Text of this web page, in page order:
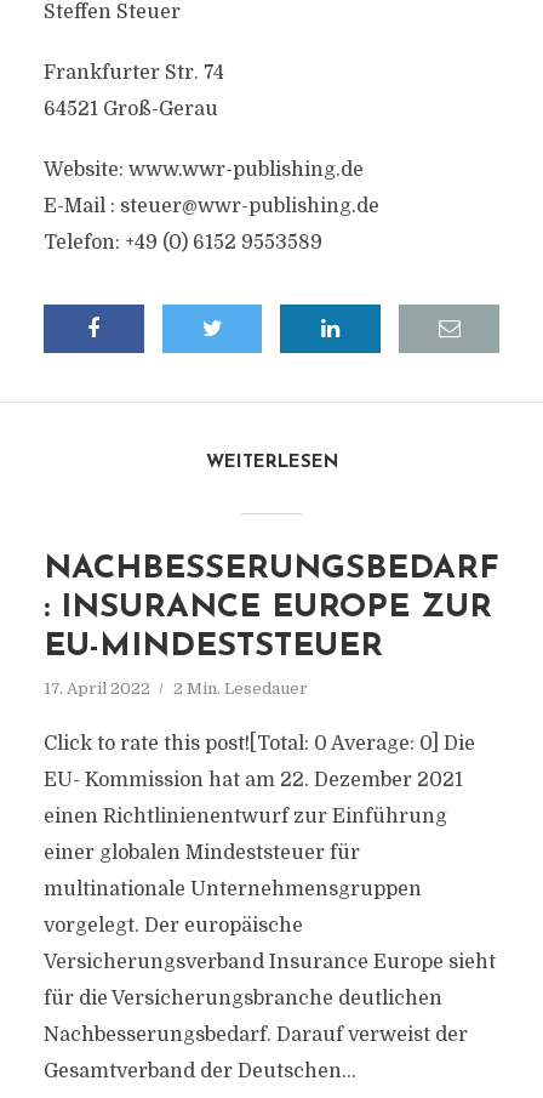
Steffen Steuer
Frankfurter Str. 74
64521 Groß-Gerau
Website: www.wwr-publishing.de
E-Mail : steuer@wwr-publishing.de
Telefon: +49 (0) 6152 9553589
WEITERLESEN
NACHBESSERUNGSBEDARF
: INSURANCE EUROPE ZUR
EU-MINDESTSTEUER
17. April 2022 2 Min. Lesedauer
Click to rate this post![Total: 0 Average: 0] Die
EU- Kommission hat am 22. Dezember 2021
einen Richtlinienentwurf zur Einführung
einer globalen Mindeststeuer für
multinationale Unternehmensgruppen
vorgelegt. Der europäische
Versicherungsverband Insurance Europe sieht
für die Versicherungsbranche deutlichen
Nachbesserungsbedarf. Darauf verweist der
Gesamtverband der Deutschen...